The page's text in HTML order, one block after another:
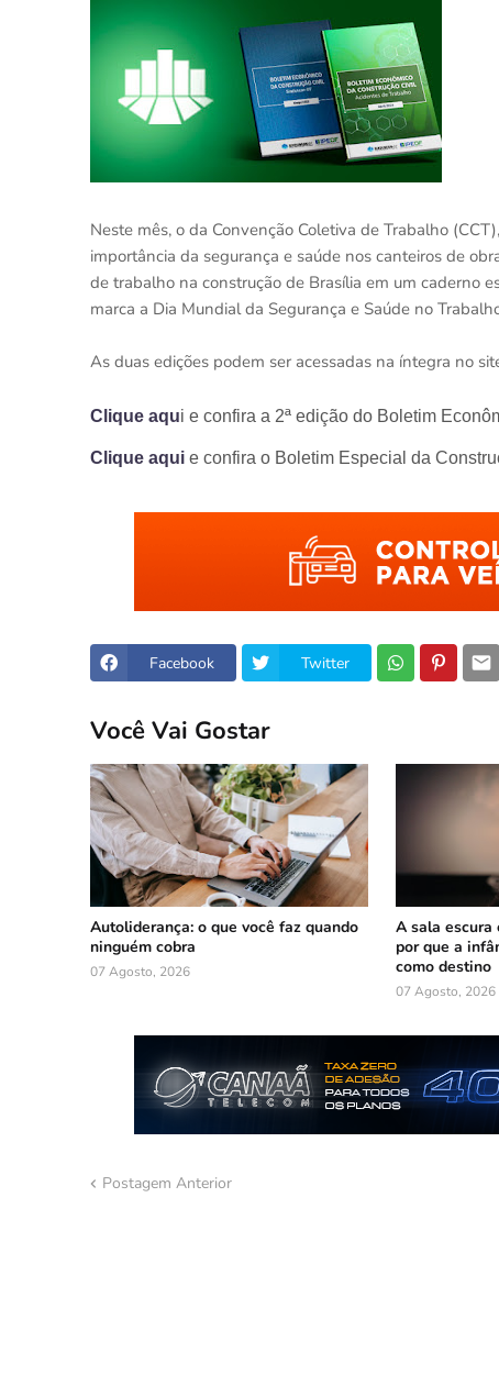
Neste mês, o da Convenção Coletiva de Trabalho
importância da segurança e saúde nos canteiros de
de trabalho na construção de Brasília em um caderno
marca a Dia Mundial da Segurança e Saúde no
As duas edições podem ser acessadas na íntegra no
Clique aqui e confira a 2ª edição do Boletim
Clique aqui e confira o Boletim Especial da
Facebook Twitter
Você Vai Gostar
Autoliderança: o que você faz quando
ninguém cobra
07 Agosto, 2026
A sala escura
por que a
como destino
07 Agosto, 2026
Postagem Anterior